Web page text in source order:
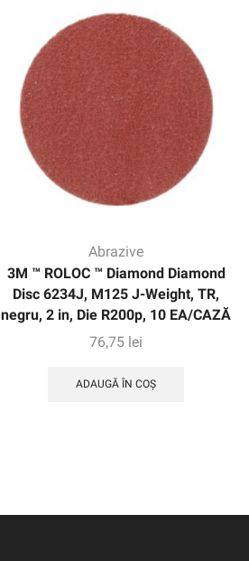
Abrazive
3M ™ ROLOC ™ Diamond Diamond
Disc 6234J, M125 J-Weight, TR,
negru, 2 in, Die R200p, 10 EA/CAZĂ
76,75 lei
ADAUGĂ ÎN COȘ